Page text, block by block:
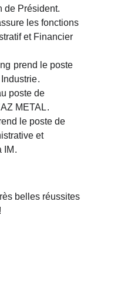
de Président.
les fonctions
et Financier
prend le poste
.
poste de
AZ METAL.
le poste de
et
IM .
belles réussites